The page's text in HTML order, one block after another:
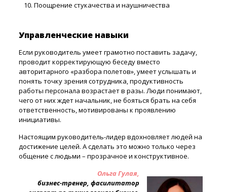
Поощрение стукачества и наушничества
Управленческие навыки
Если руководитель умеет грамотно поставить задачу,
проводит корректирующую беседу вместо
авторитарного «разбора полетов», умеет услышать и
понять точку зрения сотрудника, продуктивность
работы персонала возрастает в разы. Люди понимают,
чего от них ждет начальник, не бояться брать на себя
ответственность, мотивированы к проявлению
инициативы.
Настоящим руководитель-лидер вдохновляет людей на
достижение целей. А сделать это можно только через
общение с людьми – прозрачное и конструктивное.
Ольга Гулая,
бизнес-тренер, фасилитатор